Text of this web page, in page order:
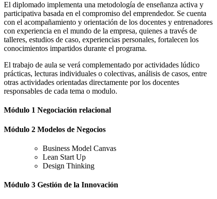
El diplomado implementa una metodología de enseñanza activa y
participativa basada en el compromiso del emprendedor. Se cuenta
con el acompañamiento y orientación de los docentes y entrenadores
con experiencia en el mundo de la empresa, quienes a través de
talleres, estudios de caso, experiencias personales, fortalecen los
conocimientos impartidos durante el programa.
El trabajo de aula se verá complementado por actividades lúdico
prácticas, lecturas individuales o colectivas, análisis de casos, entre
otras actividades orientadas directamente por los docentes
responsables de cada tema o modulo.
Módulo 1 Negociación relacional
Módulo 2 Modelos de Negocios
Business Model Canvas
Lean Start Up
Design Thinking
Módulo 3 Gestión de la Innovación